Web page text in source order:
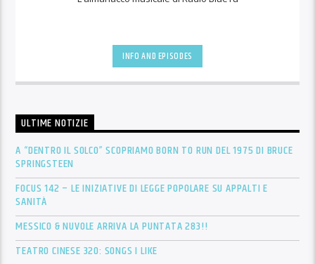
INFO AND EPISODES
ULTIME NOTIZIE
A “DENTRO IL SOLCO” SCOPRIAMO BORN TO RUN DEL 1975 DI BRUCE
SPRINGSTEEN
FOCUS 142 – LE INIZIATIVE DI LEGGE POPOLARE SU APPALTI E
SANITÀ
MESSICO & NUVOLE ARRIVA LA PUNTATA 283!!
TEATRO CINESE 320: SONGS I LIKE